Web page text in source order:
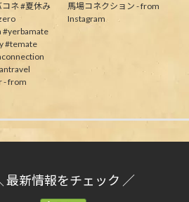
ネ #夏休み
#yerbamate
#temate
- from
馬場コネクション - from
Instagram
最新情報をチェック ／